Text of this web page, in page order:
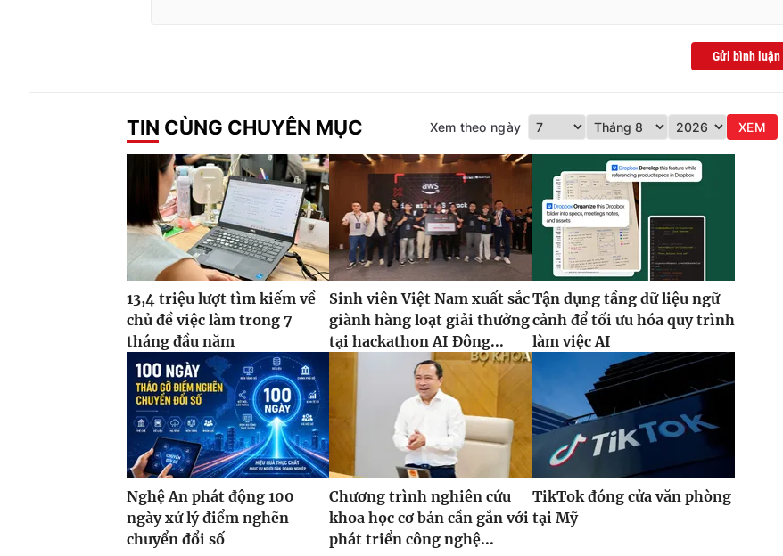
Gửi bình luận
TIN CÙNG CHUYÊN MỤC Xem theo ngày XEM
13,4 triệu lượt tìm kiếm về
chủ đề việc làm trong 7
tháng đầu năm
Sinh viên Việt Nam xuất sắc
giành hàng loạt giải thưởng
tại hackathon AI Đông...
Tận dụng tầng dữ liệu ngữ
cảnh để tối ưu hóa quy trình
làm việc AI
Nghệ An phát động 100
ngày xử lý điểm nghẽn
chuyển đổi số
Chương trình nghiên cứu
khoa học cơ bản cần gắn với
phát triển công nghệ...
TikTok đóng cửa văn phòng
tại Mỹ